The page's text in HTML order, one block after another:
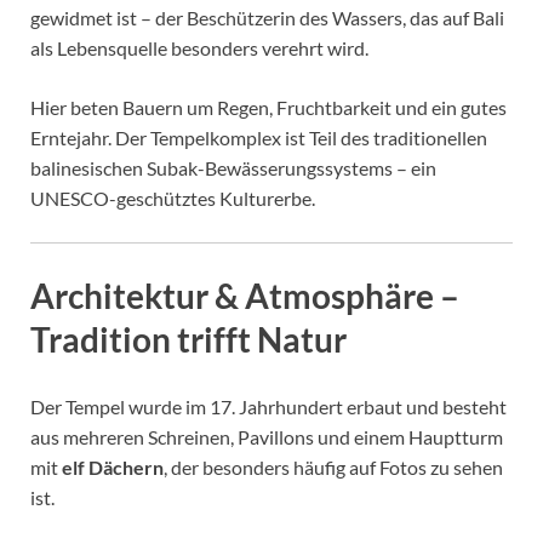
gewidmet ist – der Beschützerin des Wassers, das auf Bali
als Lebensquelle besonders verehrt wird.
Hier beten Bauern um Regen, Fruchtbarkeit und ein gutes
Erntejahr. Der Tempelkomplex ist Teil des traditionellen
balinesischen Subak-Bewässerungssystems – ein
UNESCO-geschütztes Kulturerbe.
Architektur & Atmosphäre –
Tradition trifft Natur
Der Tempel wurde im 17. Jahrhundert erbaut und besteht
aus mehreren Schreinen, Pavillons und einem Hauptturm
mitelf Dächern, der besonders häufig auf Fotos zu sehen
ist.